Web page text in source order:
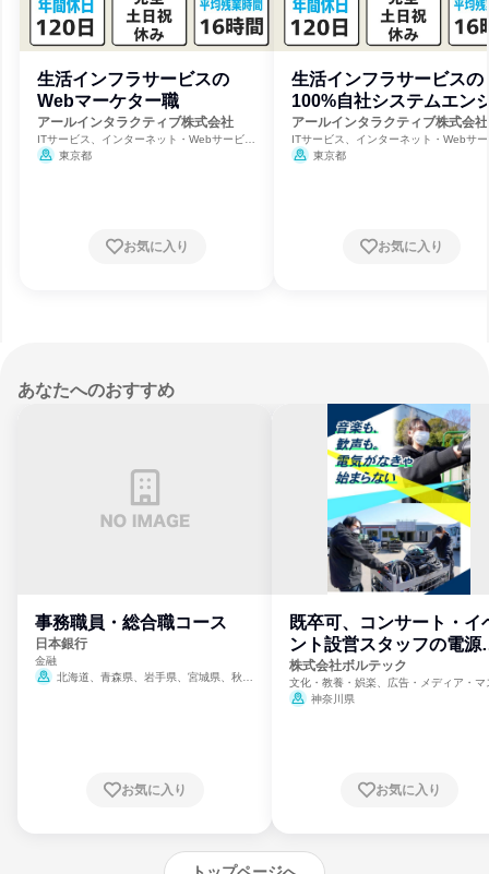
生活インフラサービスの
Webマーケター職
アールインタラクティブ株式会社
ITサービス、インターネット・Webサービ
ス、電力・ガス・水道・エネルギー
東京都
お気に入り
生活インフラサービスの
100%自社システムエン
ア職
アールインタラクティブ株式会社
ITサービス、インターネット・Webサ
ス、電力・ガス・水道・エネルギー
東京都
お気に入り
あなたへのおすすめ
事務職員・総合職コース
日本銀行
金融
北海道、青森県、岩手県、宮城県、秋田
崎県、熊本県、大分県、宮崎県、鹿児島県、
お気に入り
既卒可、コンサート・イ
ント設営スタッフの電源
門
株式会社ボルテック
文化・教養・娯楽、広告・メディア・マ
ミ、電力・ガス・水道・エネルギー
神奈川県
お気に入り